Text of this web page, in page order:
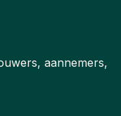
aannemers,